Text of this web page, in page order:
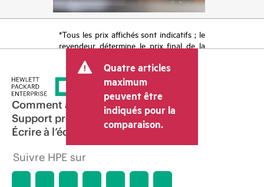
*Tous les prix affichés sont indicatifs ; le
revendeur détermine le prix final de la
tels que la TVA ou les taxes sur la vente
et les frais d’expédition. Le prix de la
transaction déterminé par le revendeur
peut varier par rapport à d’autres
revendeurs et au prix indicatif affiché.
Les prix indicatifs peuvent inclure des
offres promotionnelles limitées dans le
temps. HPE se réserve le droit d’ajuster
les prix à tout moment pour diverses
Quatre articles
maximum
peuvent être
indiqués pour la
comparaison.
Comment acheter
Support produit
Écrire à l’équipe commerciale
Suivre HPE sur